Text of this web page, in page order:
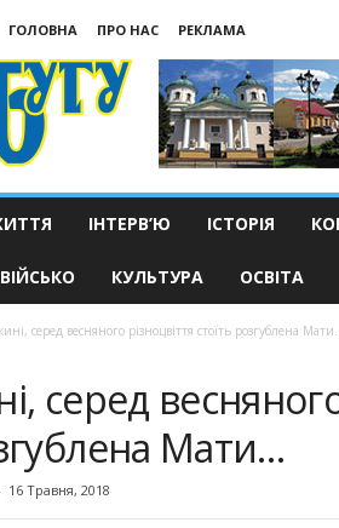
ГОЛОВНА ПРО НАС
РЕКЛАМА
ІНТЕРВ’Ю ІСТОРІЯ
ВІЙСЬКО КУЛЬТУРА ОСВІТА
серед весняного різноцвіття стоїть розгублена
серед
Мати…
16 Травня, 2018